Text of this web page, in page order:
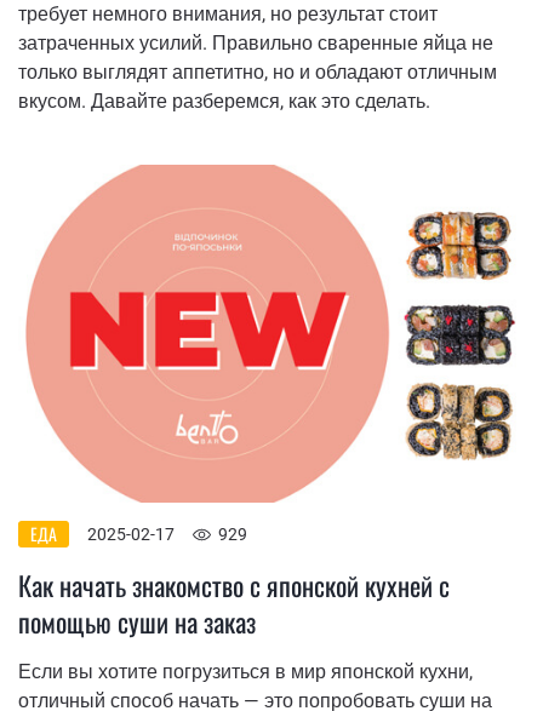
требует немного внимания, но результат стоит
затраченных усилий. Правильно сваренные яйца не
только выглядят аппетитно, но и обладают отличным
вкусом. Давайте разберемся, как это сделать.
ЕДА 2025-02-17 929
Как начать знакомство с японской кухней с
помощью суши на заказ
Если вы хотите погрузиться в мир японской кухни,
отличный способ начать — это попробовать суши на